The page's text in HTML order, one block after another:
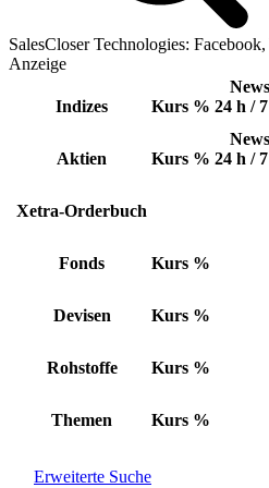
SalesCloser Technologies:
Anzeige
Indizes Kurs %
News
24 h /
Aktien Kurs %
News
24 h /
Xetra-Orderbuch
Fonds Kurs %
Devisen Kurs %
Rohstoffe Kurs %
Themen Kurs %
Erweiterte Suche